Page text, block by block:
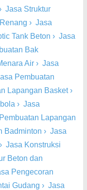
› Jasa Struktur
› Jasa
Tank Beton › Jasa
Bak
Air › Jasa
Pembuatan
Lapangan Basket›
› Jasa
Lapangan
Badminton › Jasa
› Jasa Konstruksi
Beton dan
Pengecoran
Gudang › Jasa